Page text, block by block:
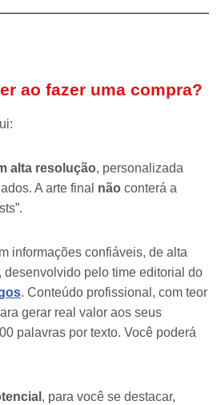
ao fazer uma compra?
alta resolução, personalizada
A arte final não conterá a
informações confiáveis, de alta
pelo time editorial do
. Conteúdo profissional, com teor
gerar real valor aos seus
palavras por texto. Você poderá
, para você se destacar,